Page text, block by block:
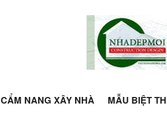
CẨM NANG XÂY NHÀ MẪU BIỆT